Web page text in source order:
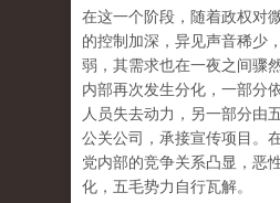
在这一个阶段，随着政权对
的控制加深，异见声音稀少
弱，其需求也在一夜之间骤
内部再次发生分化，一部分
人员失去动力，另一部分由
公关公司，承接宣传项目。
党内部的竞争关系凸显，恶
化，五毛势力自行瓦解。